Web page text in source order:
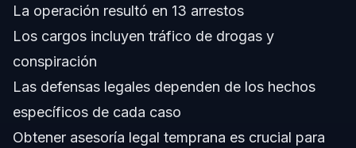
¿Cuánto dura el proceso penal tras un arresto en la
Operación Message Sent?
¿Cuáles son mis derechos si soy arrestado en
Smithfield durante la Operación Message Sent?
Fuentes y Referencias
La operación resultó en 13 arrestos
Los cargos incluyen tráfico de drogas y
conspiración
Las defensas legales dependen de los hechos
específicos de cada caso
Obtener asesoría legal temprana es crucial para